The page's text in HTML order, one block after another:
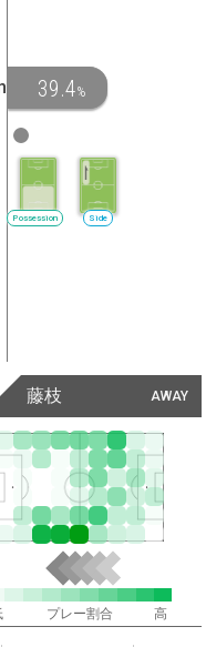
39.4%
Possession Side
AWAY
藤枝
プレー割合 高